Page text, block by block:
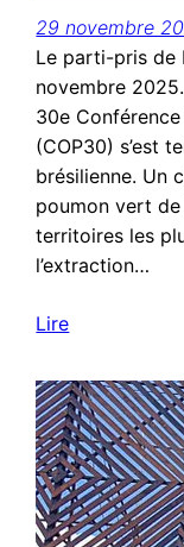
29 novembre
Le parti-pris de
novembre
30e
(COP30) s’est
brésilienne. Un
poumon vert de
territoires les
l’extraction…
Lire